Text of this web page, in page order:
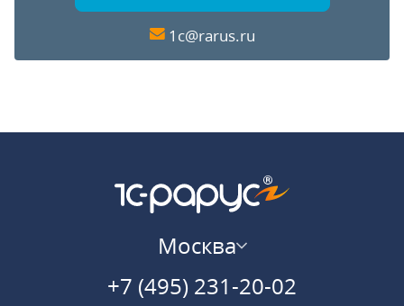
1c@rarus.ru
Москва
+7 (495) 231-20-02